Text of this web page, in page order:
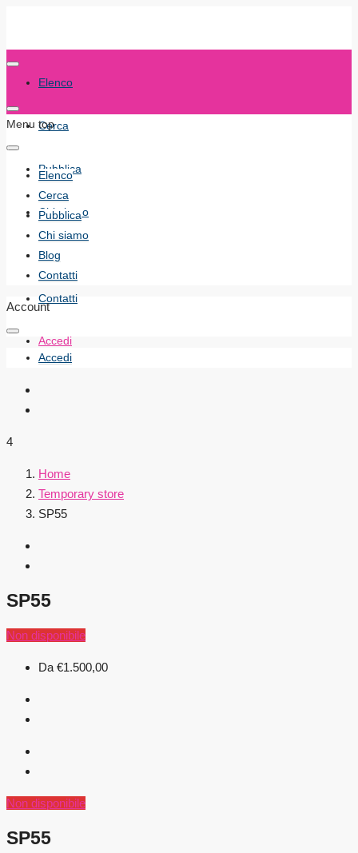
Elenco
Cerca
Pubblica
Chi siamo
Blog
Contatti
Accedi
Menu top
Elenco
Cerca
Pubblica
Chi siamo
Blog
Contatti
Account
Accedi
4
Home
Temporary store
SP55
SP55
Non disponibile
Da €1.500,00
Non disponibile
SP55